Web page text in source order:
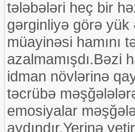
tələbələri heç bir
gərginliyə görə yük
müayinəsi hamını
azalmamışdı.Bəzi
idman növlərinə
təcrübə
emosiyalar
aydındır.Yerinə